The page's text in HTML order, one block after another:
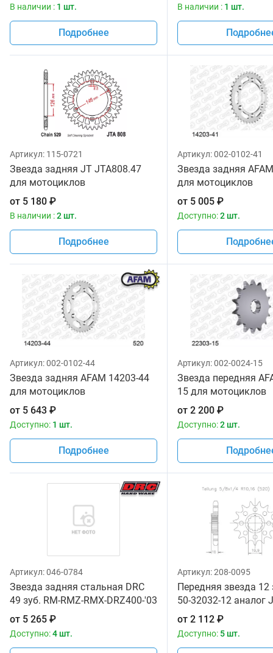
В наличии : 1 шт.
Подробнее
В наличии : 1 шт.
Артикул: 115-0721
Звезда задняя JT JTA808.47
для мотоциклов
от 5 180 ₽
В наличии :2 шт.
Подробнее
Артикул:002-0102-41
Звезда задняя
для мотоциклов
от 5 005 ₽
Доступно:2 шт.
Артикул:002-0102-44
Звезда задняя AFAM 14203-44
для мотоциклов
от 5 643 ₽
Доступно: 1 шт.
Подробнее
Артикул:002-0024-15
Звезда передняя
15 для мотоциклов
от 2 200 ₽
Доступно:2 шт.
Артикул:046-0784
Звезда задняя стальная DRC
49 зуб. RM-RMZ-RMX-DRZ400-'03
от 5 265 ₽
Доступно:4 шт.
Артикул:208-0095
Передняя звезда 12
50-32032-12 аналог
от 2 112 ₽
Доступно: 5 шт.